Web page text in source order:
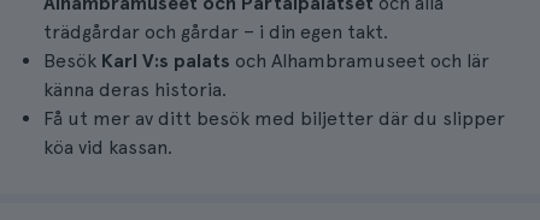
trädgårdar och gårdar – i din egen takt.
Besök Karl V:s palats och Alhambramuseet och lär
känna deras historia.
Få ut mer av ditt besök med biljetter där du slipper
köa vid kassan.